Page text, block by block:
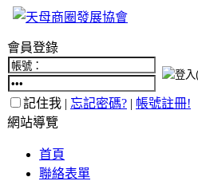
會員登錄
記住我 | 忘記密碼? | 帳號註冊!
網站導覽
首頁
聯絡表單